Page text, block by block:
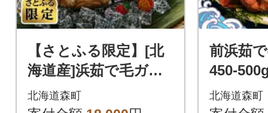
【さとふる限定】[北
海道産]浜茹で毛ガ
ニ 約400g前後×2杯
北海道森町
前浜茹
450-
北海道森町